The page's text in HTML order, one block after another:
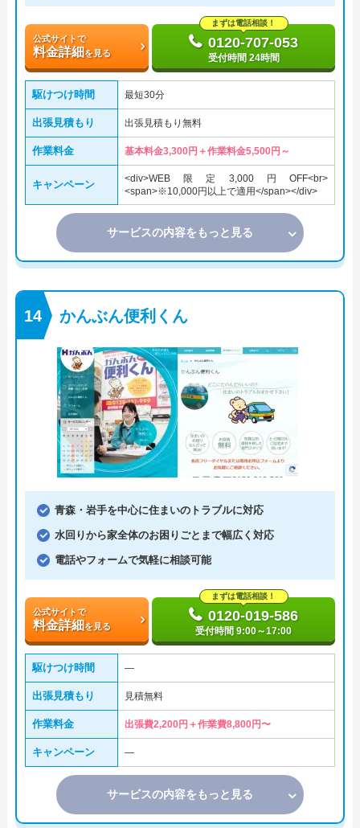
公式サイトで
料金詳細を見る
まずは電話相談！
0120-707-053
受付時間 24時間
駆けつけ時間 最短30分
出張見積もり 出張見積もり無料
作業料金 基本料金3,300円＋作業料金5,500円～
キャンペーン
<div>WEB限定3,000円OFF<br>
<span>※10,000円以上で適用</span></div>
サービスの内容をもっと見る
かんぶん便利くん
青森・岩手を中心に住まいのトラブルに対応
水回りから家全体のお困りごとまで幅広く対応
電話やフォームで気軽に相談可能
公式サイトで
料金詳細を見る
まずは電話相談！
0120-019-586
受付時間 9:00～17:00
駆けつけ時間 ―
出張見積もり 見積無料
作業料金 出張費2,200円＋作業費8,800円〜
キャンペーン ―
サービスの内容をもっと見る